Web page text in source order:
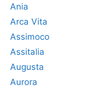
Ania
Arca Vita
Assimoco
Assitalia
Augusta
Aurora